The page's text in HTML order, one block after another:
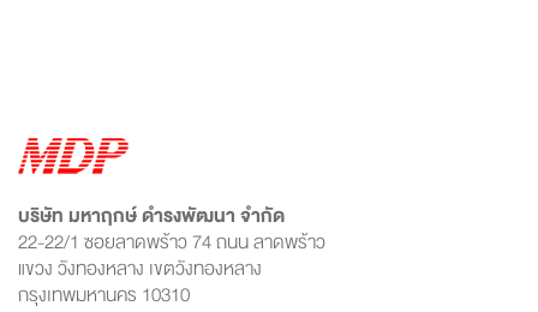
บริษัท มหาฤกษ์ ดำรงพัฒนา จำกัด
22-22/1 ซอยลาดพร้าว 74 ถนน ลาดพร้าว
แขวง วังทองหลาง เขตวังทองหลาง
กรุงเทพมหานคร 10310